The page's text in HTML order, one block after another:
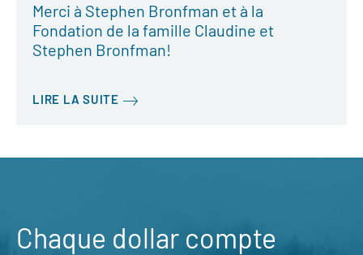
Merci à Stephen Bronfman et à la
Fondation de la famille Claudine et
Stephen Bronfman!
LIRE LA SUITE
Chaque dollar compte